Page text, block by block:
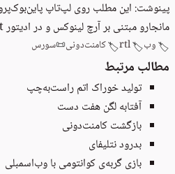
مانجارو مبتنی بر آرچ لینوکس و در ادیتور gedit نوشته و منتشر شد.
🏷️وب🏷️
🏷️کامنت‌دونی📜سورس
مطالب مرتبط
تولید خوراک اتم راست‌به‌چپ
آفتابه لگن هفت دست
بازگشت کامنت‌دونی
بدرود نتلیفای
بازی گربه‌ی کوانتومی با وب‌اسمبلی